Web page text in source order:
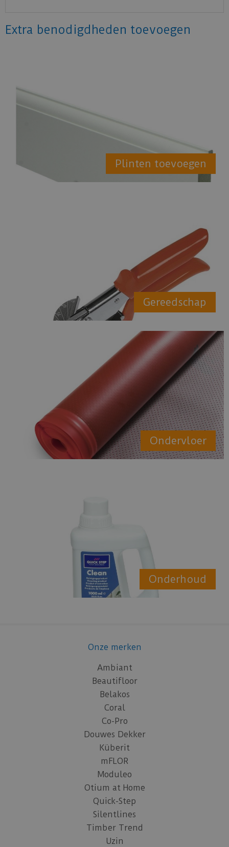
Extra benodigdheden toevoegen
Plinten toevoegen
Gereedschap
Ondervloer
Onderhoud
Onze merken
Ambiant
Beautifloor
Belakos
Coral
Co-Pro
Douwes Dekker
Küberit
mFLOR
Moduleo
Otium at Home
Quick-Step
Silentlines
Timber Trend
Uzin